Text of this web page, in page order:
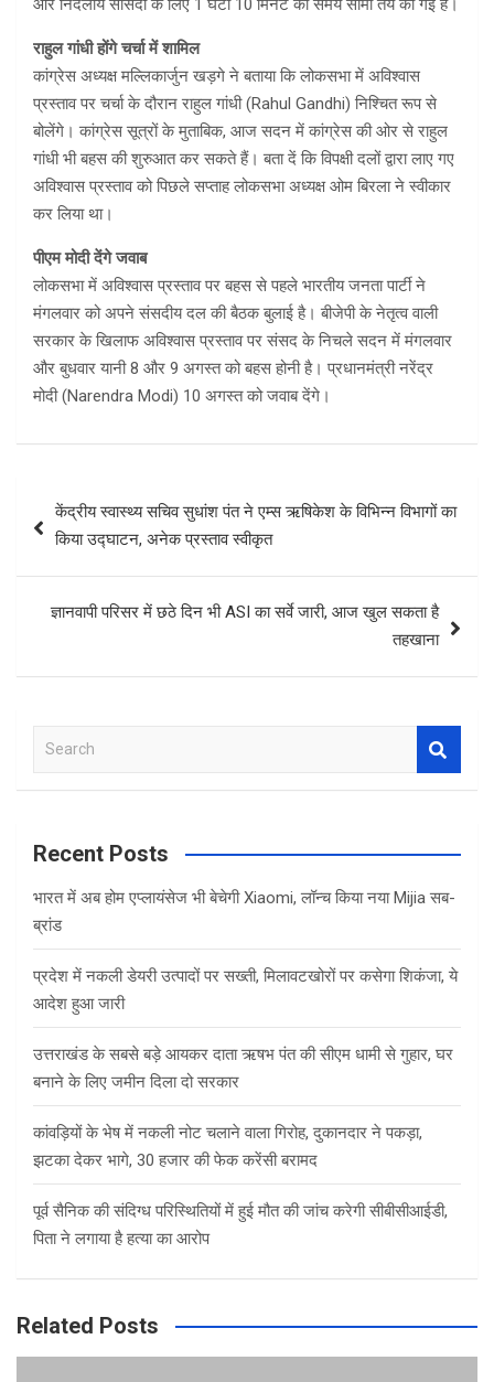
और निर्दलीय सांसदों के लिए 1 घंटा 10 मिनट की समय सीमा तय की गई है।
राहुल गांधी होंगे चर्चा में शामिल
कांग्रेस अध्यक्ष मल्लिकार्जुन खड़गे ने बताया कि लोकसभा में अविश्वास
प्रस्ताव पर चर्चा के दौरान राहुल गांधी (Rahul Gandhi) निश्चित रूप से
बोलेंगे। कांग्रेस सूत्रों के मुताबिक, आज सदन में कांग्रेस की ओर से राहुल
गांधी भी बहस की शुरुआत कर सकते हैं। बता दें कि विपक्षी दलों द्वारा लाए गए
अविश्वास प्रस्ताव को पिछले सप्ताह लोकसभा अध्यक्ष ओम बिरला ने स्वीकार
कर लिया था।
पीएम मोदी देंगे जवाब
लोकसभा में अविश्वास प्रस्ताव पर बहस से पहले भारतीय जनता पार्टी ने
मंगलवार को अपने संसदीय दल की बैठक बुलाई है। बीजेपी के नेतृत्व वाली
सरकार के खिलाफ अविश्वास प्रस्ताव पर संसद के निचले सदन में मंगलवार
और बुधवार यानी 8 और 9 अगस्त को बहस होनी है। प्रधानमंत्री नरेंद्र
मोदी (Narendra Modi) 10 अगस्त को जवाब देंगे।
navigation
केंद्रीय स्वास्थ्य सचिव सुधांश पंत ने एम्स ऋषिकेश के विभिन्न विभागों का
किया उद्घाटन, अनेक प्रस्ताव स्वीकृत
ज्ञानवापी परिसर में छठे दिन भी ASI का सर्वे जारी, आज खुल सकता है
तहखाना
a
c
Recent Posts
भारत में अब होम एप्लायंसेज भी बेचेगी Xiaomi, लॉन्च किया नया Mijia सब-
ब्रांड
प्रदेश में नकली डेयरी उत्पादों पर सख्ती, मिलावटखोरों पर कसेगा शिकंजा, ये
आदेश हुआ जारी
उत्तराखंड के सबसे बड़े आयकर दाता ऋषभ पंत की सीएम धामी से गुहार, घर
बनाने के लिए जमीन दिला दो सरकार
कांवड़ियों के भेष में नकली नोट चलाने वाला गिरोह, दुकानदार ने पकड़ा,
झटका देकर भागे, 30 हजार की फेक करेंसी बरामद
पूर्व सैनिक की संदिग्ध परिस्थितियों में हुई मौत की जांच करेगी सीबीसीआईडी,
पिता ने लगाया है हत्या का आरोप
Related Posts